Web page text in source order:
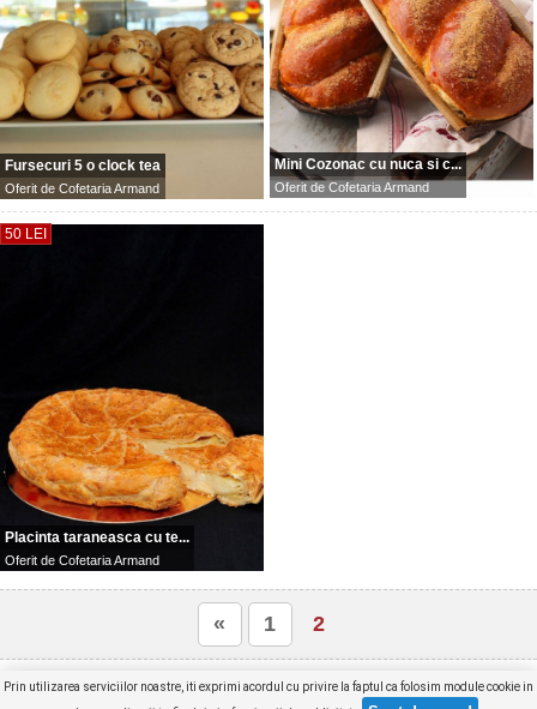
Fursecuri 5 o clock tea
Oferit de Cofetaria Armand
Mini Cozonac cu nuca si c...
Oferit de Cofetaria Armand
50 LEI
Placinta taraneasca cu te...
Oferit de Cofetaria Armand
« 1 2
Prin utilizarea serviciilor noastre, iti exprimi acordul cu privire la faptul ca folosim module cookie in
Produse selectate (0) Furnizori Concurs Articole